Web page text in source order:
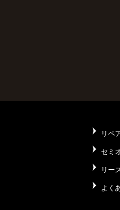
リペ
セミ
リー
よく